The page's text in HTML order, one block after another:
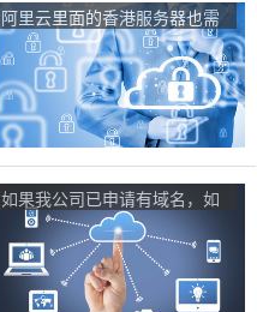
阿里云里面的香港服务器也需
要备案吗？
如果我公司已申请有域名，如
何使用该域名申请？